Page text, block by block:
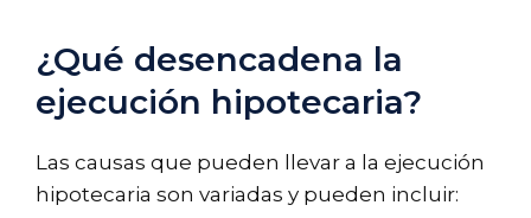
¿Qué desencadena la
ejecución hipotecaria?
Las causas que pueden llevar a la ejecución
hipotecaria son variadas y pueden incluir: